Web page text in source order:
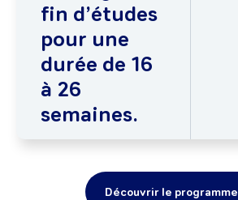
fin d’études
pour une
durée de 16
à 26
semaines.
Découvrir le programme